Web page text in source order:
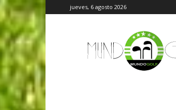
jueves, 6 agosto 2026
MundoGolf.golf